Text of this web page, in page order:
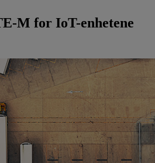
M for IoT-enhetene